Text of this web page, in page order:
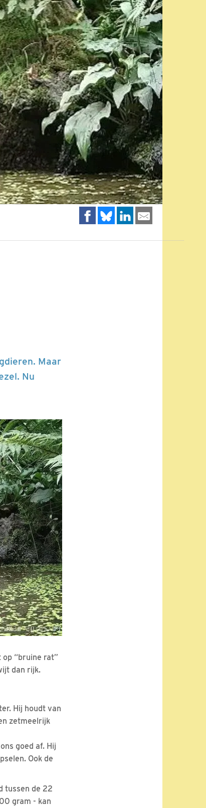
Maar
Nu
“bruine rat”
dan rijk.
Hij houdt van
zetmeelrijk
goed af. Hij
Ook de
tussen de 22
gram - kan